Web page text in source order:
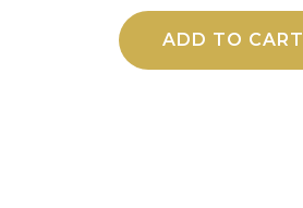
ADD TO CART